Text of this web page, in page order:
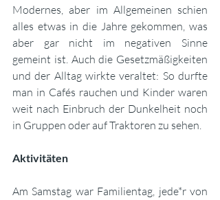
Modernes, aber im Allgemeinen schien
alles etwas in die Jahre gekommen, was
aber gar nicht im negativen Sinne
gemeint ist. Auch die Gesetzmäßigkeiten
und der Alltag wirkte veraltet: So durfte
man in Cafés rauchen und Kinder waren
weit nach Einbruch der Dunkelheit noch
in Gruppen oder auf Traktoren zu sehen.
Aktivitäten
Am Samstag war Familientag, jede*r von